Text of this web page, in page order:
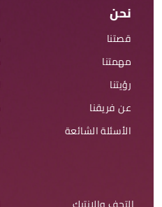
نحن
قصتنا
مهمتنا
رؤيتنا
عن فريقنا
الأسئلة الشائعة